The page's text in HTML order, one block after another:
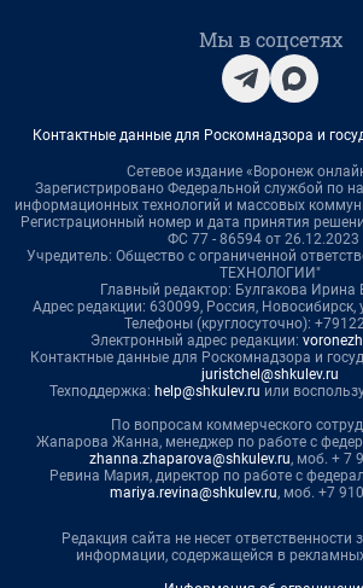
Мы в соцсетях
Контактные данные для Роскомнадзора и
Сетевое издание «Воронеж
Зарегистрировано Федеральной службой по
информационных технологий и массовых
Регистрационный номер и дата принятия
ФС 77 - 86594 от 26.12.2023
Учредитель: Общество с ограниченной
ТЕХНОЛОГИИ"
Главный редактор: Булгакова Ирина
Адрес редакции: 630099, Россия, Новосибирск,
Телефоны (круглосуточно):
Электронный адрес редакции:
Контактные данные для Роскомнадзора и
juristchel@shkulev.ru
Техподдержка: help@shkulev.ru или
По вопросам коммерческого
Жапарова Жанна, менеджер по работе с
zhanna.zhaparova@shkulev.ru, моб. + 7
Ревина Мария, директор по работе с
mariya.revina@shkulev.ru, моб. +7
Редакция сайта не несет ответственности
информации, содержащейся в